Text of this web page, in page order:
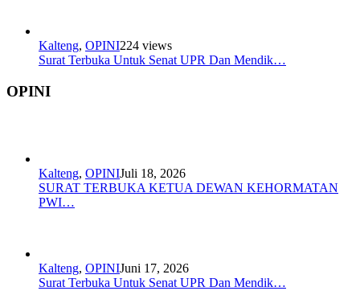
Kalteng, OPINI224 views
Surat Terbuka Untuk Senat UPR Dan Mendik…
OPINI
Kalteng, OPINIJuli 18, 2026
SURAT TERBUKA KETUA DEWAN KEHORMATAN
PWI…
Kalteng, OPINIJuni 17, 2026
Surat Terbuka Untuk Senat UPR Dan Mendik…